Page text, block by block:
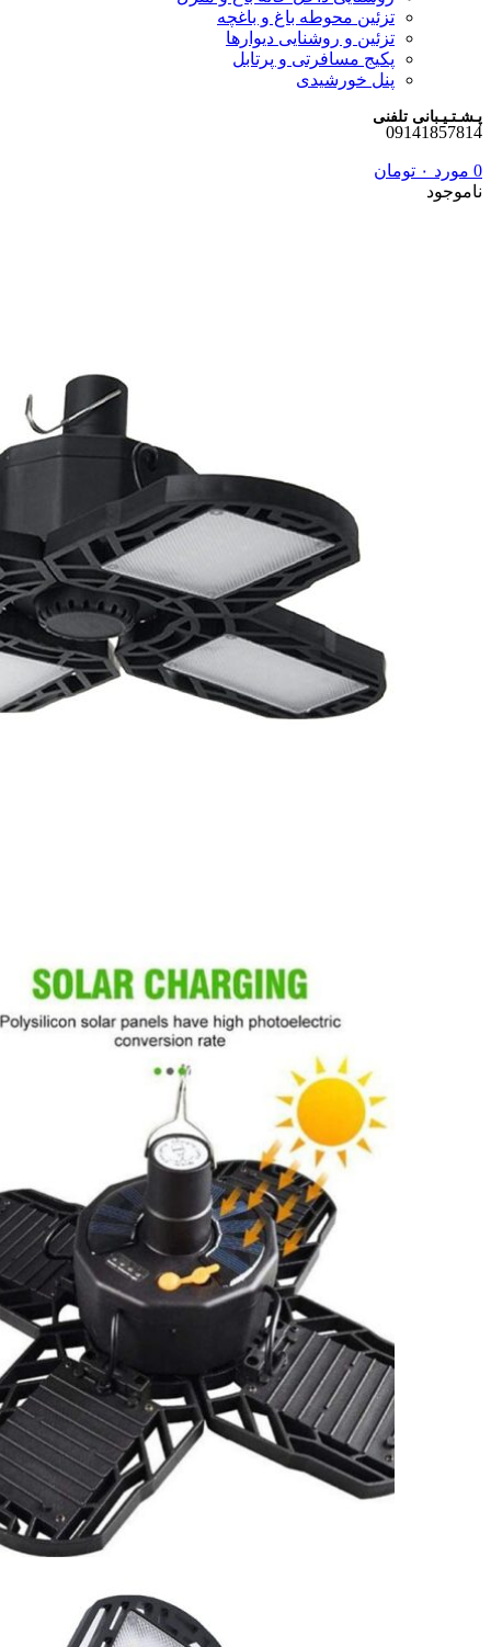
تزئین محوطه باغ و باغچه
تزئین و روشنایی دیوارها
پکیج مسافرتی و پرتابل
پنل خورشیدی
پـشـتـیـبانی تلفنی
09141857814
0 مورد ۰ تومان
ناموجود